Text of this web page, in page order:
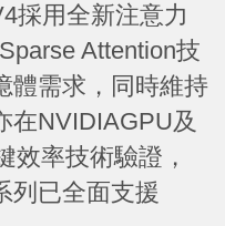
採用全新注意力
Attention技
體需求，同時維持
在NVIDIAGPU及
效率技術驗證，
列已全面支援